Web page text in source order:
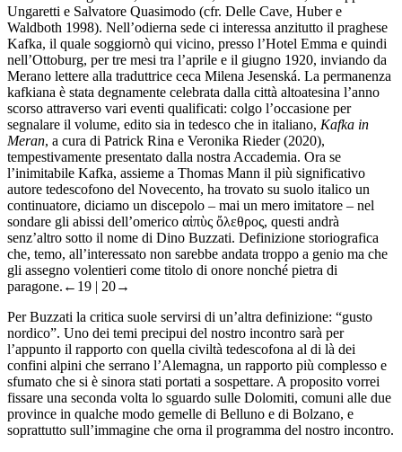
Ungaretti e Salvatore Quasimodo (cfr. Delle Cave, Huber e
Waldboth 1998). Nell’odierna sede ci interessa anzitutto il praghese
Kafka, il quale soggiornò qui vicino, presso l’Hotel Emma e quindi
nell’Ottoburg, per tre mesi tra l’aprile e il giugno 1920, inviando da
Merano lettere alla traduttrice ceca Milena Jesenská. La permanenza
kafkiana è stata degnamente celebrata dalla città altoatesina l’anno
scorso attraverso vari eventi qualificati: colgo l’occasione per
segnalare il volume, edito sia in tedesco che in italiano, Kafka in
Meran, a cura di Patrick Rina e Veronika Rieder (2020),
tempestivamente presentato dalla nostra Accademia. Ora se
l’inimitabile Kafka, assieme a Thomas Mann il più significativo
autore tedescofono del Novecento, ha trovato su suolo italico un
continuatore, diciamo un discepolo – mai un mero imitatore – nel
sondare gli abissi dell’omerico αἰπὺς ὄλεθρος, questi andrà
senz’altro sotto il nome di Dino Buzzati. Definizione storiografica
che, temo, all’interessato non sarebbe andata troppo a genio ma che
gli assegno volentieri come titolo di onore nonché pietra di
paragone. ←19 | 20→
Per Buzzati la critica suole servirsi di un’altra definizione: “gusto
nordico”. Uno dei temi precipui del nostro incontro sarà per
l’appunto il rapporto con quella civiltà tedescofona al di là dei
confini alpini che serrano l’Alemagna, un rapporto più complesso e
sfumato che si è sinora stati portati a sospettare. A proposito vorrei
fissare una seconda volta lo sguardo sulle Dolomiti, comuni alle due
province in qualche modo gemelle di Belluno e di Bolzano, e
soprattutto sull’immagine che orna il programma del nostro incontro.